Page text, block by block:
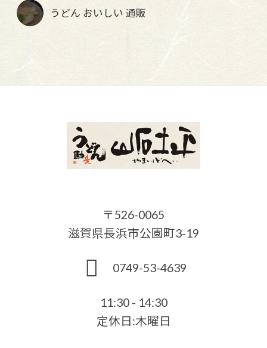
うどん おいしい 通販
〒526-0065
滋賀県長浜市公園町3-19
0749-53-4639
11:30 - 14:30
定休日:木曜日